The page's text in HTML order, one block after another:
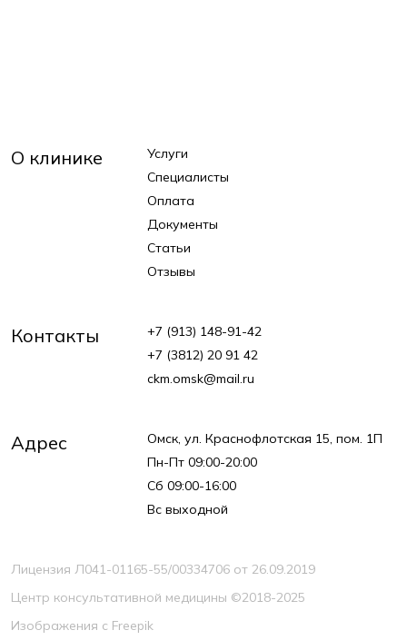
О клинике
Услуги
Специалисты
Оплата
Документы
Статьи
Отзывы
Контакты
+7 (913) 148-91-42
+7 (3812) 20 91 42
ckm.omsk@mail.ru
Адрес
Омск, ул. Краснофлотская 15, пом. 1П
Пн-Пт 09:00-20:00
Сб 09:00-16:00
Вс выходной
Лицензия Л041-01165-55/00334706 от 26.09.2019
Центр консультативной медицины ©2018-2025
Изображения с Freepik